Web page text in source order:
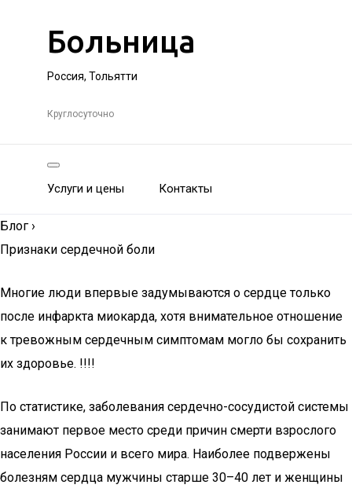
Больница
Россия, Тольятти
Круглосуточно
Услуги и цены Контакты
Блог ›
Признаки сердечной боли
Многие люди впервые задумываются о сердце только
после инфаркта миокарда, хотя внимательное отношение
к тревожным сердечным симптомам могло бы сохранить
их здоровье. !!!!
По статистике, заболевания сердечно-сосудистой системы
занимают первое место среди причин смерти взрослого
населения России и всего мира. Наиболее подвержены
болезням сердца мужчины старше 30–40 лет и женщины